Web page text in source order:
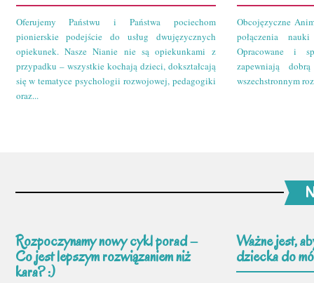
Oferujemy Państwu i Państwa pociechom
pionierskie podejście do usług dwujęzycznych
opiekunek. Nasze Nianie nie są opiekunkami z
przypadku – wszystkie kochają dzieci, dokształcają
się w tematyce psychologii rozwojowej, pedagogiki
oraz...
Obcojęzyczne
połączenia
Opracowane i
zapewniają
wszechstronnym
Rozpoczynamy nowy cykl porad –
Co jest lepszym rozwiązaniem niż
kara? :)
Ważne jest,
dziecka do